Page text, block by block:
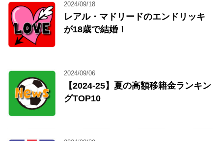
2024/09/18
レアル・マドリードのエンドリッキ
が18歳で結婚！
2024/09/06
【2024-25】夏の高額移籍金ランキン
グTOP10